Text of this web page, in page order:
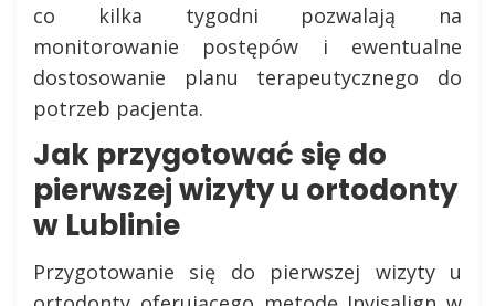
co kilka tygodni pozwalają na
monitorowanie postępów i ewentualne
dostosowanie planu terapeutycznego do
potrzeb pacjenta.
Jak przygotować się do
pierwszej wizyty u ortodonty
w Lublinie
Przygotowanie się do pierwszej wizyty u